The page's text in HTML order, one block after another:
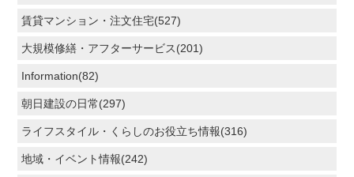
賃貸マンション・注文住宅(527)
大規模修繕・アフターサービス(201)
Information(82)
朝日建設の日常(297)
ライフスタイル・くらしのお役立ち情報(316)
地域・イベント情報(242)